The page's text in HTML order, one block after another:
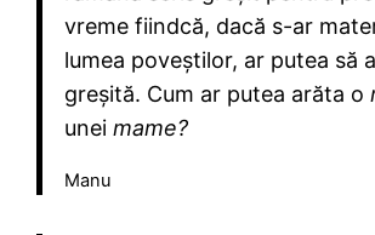
vreme fiindcă, dacă s-ar
lumea poveștilor, ar putea să
greșită. Cum ar putea arăta o
unei mame?
Manu